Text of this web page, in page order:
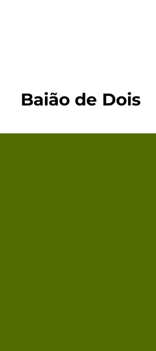
Baião de Dois